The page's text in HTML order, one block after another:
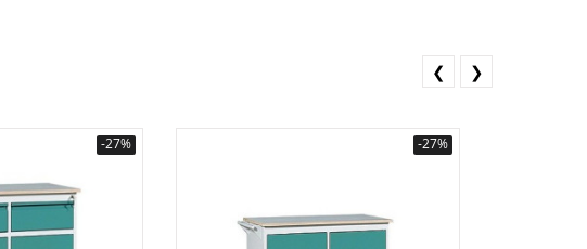
-27% -27%
❮ ❯